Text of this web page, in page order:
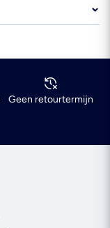
Geen retourtermijn